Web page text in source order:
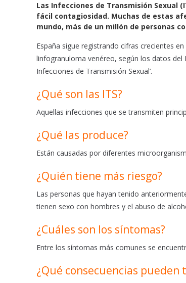
c
e
b
o
o
k
a
t
s
A
p
p
a
i
l
Las Infecciones de Transmisión Sexual
fácil contagiosidad. Muchas de estas
mundo, más de un millón de personas
España sigue registrando cifras crecientes
linfogranuloma venéreo, según los datos del
Infecciones de Transmisión Sexual’.
¿Qué son las ITS?
Aquellas infecciones que se transmiten
¿Qué las produce?
Están causadas por diferentes
¿Quién tiene más riesgo?
Las personas que hayan tenido
tienen sexo con hombres y el abuso de
¿Cuáles son los síntomas?
Entre los síntomas más comunes se
¿Qué consecuencias pueden